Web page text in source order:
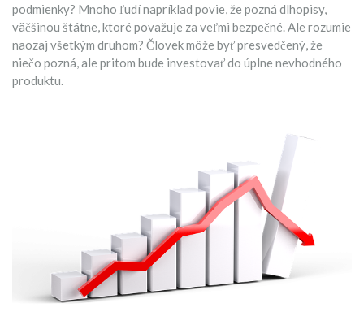
podmienky? Mnoho ľudí napríklad povie, že pozná dlhopisy,
väčšinou štátne, ktoré považuje za veľmi bezpečné. Ale rozumie
naozaj všetkým druhom? Človek môže byť presvedčený, že
niečo pozná, ale pritom bude investovať do úplne nevhodného
produktu.